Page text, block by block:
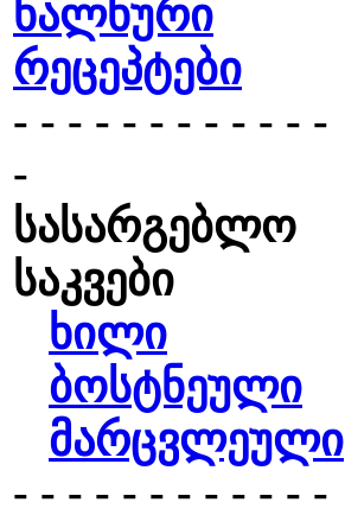
ხალხური
რეცეპტები
- - - - - - - - - - - -
-
სასარგებლო
საკვები
ხილი
ბოსტნეული
მარცვლეული
- - - - - - - - - - - -